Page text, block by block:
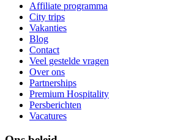
Affiliate programma
City trips
Vakanties
Blog
Contact
Veel gestelde vragen
Over ons
Partnerships
Premium Hospitality
Persberichten
Vacatures